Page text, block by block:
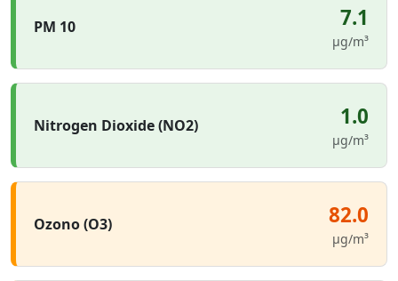
PM 10 7.1
µg/m³
Nitrogen Dioxide (NO2) 1.0
µg/m³
Ozono (O3) 82.0
µg/m³